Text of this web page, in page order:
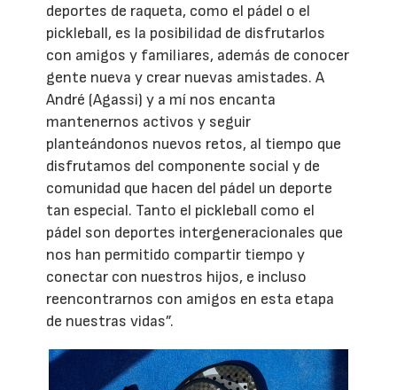
deportes de raqueta, como el pádel o el
pickleball, es la posibilidad de disfrutarlos
con amigos y familiares, además de conocer
gente nueva y crear nuevas amistades. A
André (Agassi) y a mí nos encanta
mantenernos activos y seguir
planteándonos nuevos retos, al tiempo que
disfrutamos del componente social y de
comunidad que hacen del pádel un deporte
tan especial. Tanto el pickleball como el
pádel son deportes intergeneracionales que
nos han permitido compartir tiempo y
conectar con nuestros hijos, e incluso
reencontrarnos con amigos en esta etapa
de nuestras vidas”.